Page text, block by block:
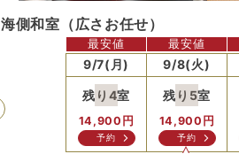
海側和室（広さお任せ）
Previous
9/7(月)
残り 4室
14,900 円
予約
最安値
9/8(火)
残り 5室
14,900 円
予約
最安値